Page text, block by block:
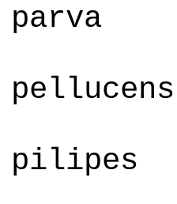
parva
pellucens
pilipes